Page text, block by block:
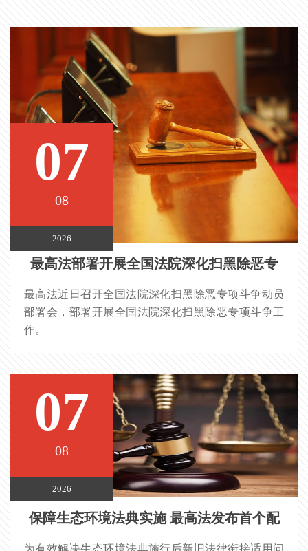
07
08
2026
最高法部署开展全国法院深化扫黑除恶专
项斗争工作
最高法近日召开全国法院深化扫黑除恶专项斗争动员
部署会，部署开展全国法院深化扫黑除恶专项斗争工
作。
07
08
2026
保障生态环境法典实施 最高法发布首个配